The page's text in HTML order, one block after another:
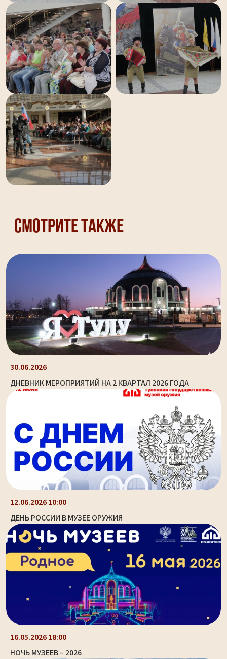
Смотрите также
30.06.2026
ДНЕВНИК МЕРОПРИЯТИЙ НА 2 КВАРТАЛ 2026 ГОДА
12.06.2026 10:00
ДЕНЬ РОССИИ В МУЗЕЕ ОРУЖИЯ
16.05.2026 18:00
НОЧЬ МУЗЕЕВ – 2026